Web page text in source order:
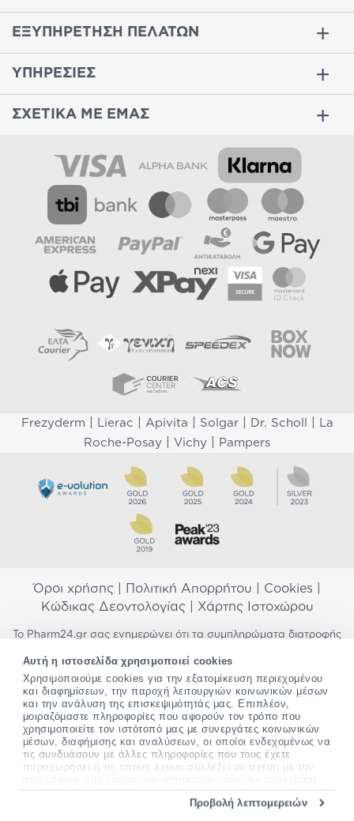
Αυτή η ιστοσελίδα χρησιμοποιεί cookies
Χρησιμοποιούμε cookies για την εξατομίκευση περιεχομένου
και διαφημίσεων, την παροχή λειτουργιών κοινωνικών μέσων
και την ανάλυση της επισκεψιμότητάς μας. Επιπλέον,
μοιραζόμαστε πληροφορίες που αφορούν τον τρόπο που
χρησιμοποιείτε τον ιστότοπό μας με συνεργάτες κοινωνικών
μέσων, διαφήμισης και αναλύσεων, οι οποίοι ενδεχομένως να
τις συνδυάσουν με άλλες πληροφορίες που τους έχετε
παραχωρήσει ή τις οποίες έχουν συλλέξει σε σχέση με την
Προβολή λεπτομερειών
ΕΞΥΠΗΡΕΤΗΣΗ ΠΕΛΑΤΩΝ
ΥΠΗΡΕΣΙΕΣ
ΣΧΕΤΙΚΑ ΜΕ ΕΜΑΣ
Frezyderm Lierac Apivita Solgar| Dr. Scholl
La
Roche-Posay
Vichy Pampers
Όροι χρήσης Πολιτική Απορρήτου Cookies
Κώδικας Δεοντολογίας| Χάρτης Ιστοχώρου
Το Pharm24.gr σας ενημερώνει ότι τα συμπληρώματα διατροφής
προορίζονται για την πρόληψη, αγωγή ή θεραπεία ανθρώπινης
νόσου. Συμβουλευτείτε τον γιατρό σας εάν είστε έγκυος,
θηλάζετε, ακολουθείτε παράλληλα φαρμακευτική αγωγή ή
αντιμετωπίζετε προβλήματα υγείας πριν χρησιμοποιήσετε
οποιοδήποτε συμπλήρωμα διατροφής. Προσπαθούμε διαρκώς να
σας παρέχουμε ακριβείς και έγκυρες πληροφορίες. Σε περίπτωση
που έχετε κάποια ερώτηση ή παρατήρηση σχετικά με αυτές,
παρακαλώεπικοινωνήστε μαζί μας.
2012-2026 - All rights Reserved •